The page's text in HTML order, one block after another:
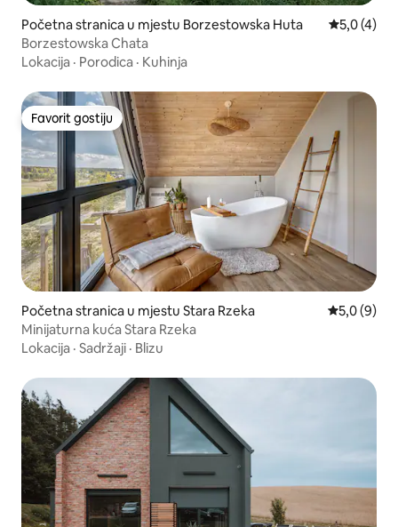
Početna stranica u mjestu Borzestowska Huta prosječna
5,0 (4)
Borzestowska Chata
Lokacija · Porodica · Kuhinja
Favorit gostiju
Favorit gostiju
Početna stranica u mjestu Stara Rzeka prosječna
5,0 (9)
Minijaturna kuća Stara Rzeka
Lokacija · Sadržaji · Blizu